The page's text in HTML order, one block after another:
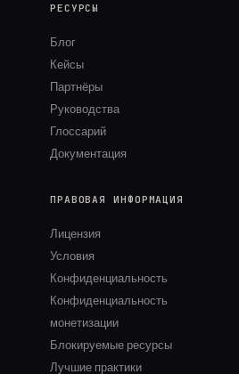
РЕСУРСЫ
Блог
Кейсы
Партнёры
Руководства
Глоссарий
Документация
ПРАВОВАЯ ИНФОРМАЦИЯ
Лицензия
Условия
Конфиденциальность
Конфиденциальность
монетизации
Блокируемые ресурсы
Лучшие практики